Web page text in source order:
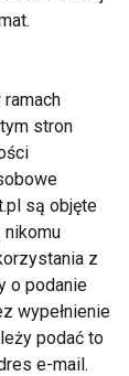
stron
są objęte
nikomu
z
o podanie
wypełnienie
podać to
e-mail.